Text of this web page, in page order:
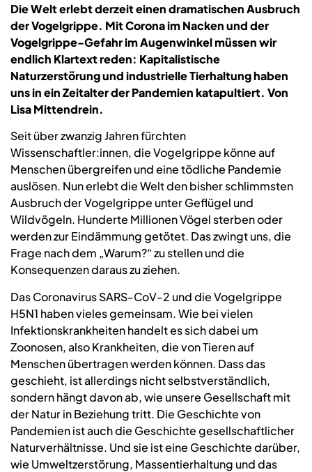
Die Welt erlebt derzeit einen dramatischen Ausbruch
der Vogelgrippe. Mit Corona im Nacken und der
Vogelgrippe-Gefahr im Augenwinkel müssen wir
endlich Klartext reden: Kapitalistische
Naturzerstörung und industrielle Tierhaltung haben
uns in ein Zeitalter der Pandemien katapultiert. Von
Lisa Mittendrein.
Seit über zwanzig Jahren fürchten
Wissenschaftler:innen, die Vogelgrippe könne auf
Menschen übergreifen und eine tödliche Pandemie
auslösen. Nun erlebt die Welt den bisher schlimmsten
Ausbruch der Vogelgrippe unter Geflügel und
Wildvögeln. Hunderte Millionen Vögel sterben oder
werden zur Eindämmung getötet. Das zwingt uns, die
Frage nach dem „Warum?“ zu stellen und die
Konsequenzen daraus zu ziehen.
Das Coronavirus SARS-CoV-2 und die Vogelgrippe
H5N1 haben vieles gemeinsam. Wie bei vielen
Infektionskrankheiten handelt es sich dabei um
Zoonosen, also Krankheiten, die von Tieren auf
Menschen übertragen werden können. Dass das
geschieht, ist allerdings nicht selbstverständlich,
sondern hängt davon ab, wie unsere Gesellschaft mit
der Natur in Beziehung tritt. Die Geschichte von
Pandemien ist auch die Geschichte gesellschaftlicher
Naturverhältnisse. Und sie ist eine Geschichte darüber,
wie Umweltzerstörung, Massentierhaltung und das